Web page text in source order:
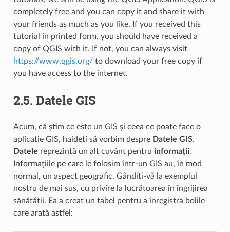
completely free and you can copy it and share it with
your friends as much as you like. If you received this
tutorial in printed form, you should have received a
copy of QGIS with it. If not, you can always visit
https://www.qgis.org/to download your free copy if
you have access to the internet.
2.5. Datele GIS
Acum, că știm ce este un GIS și ceea ce poate face o
aplicație GIS, haideți să vorbim despre Datele GIS.
Datele reprezintă un alt cuvânt pentru informații.
Informațiile pe care le folosim într-un GIS au, în mod
normal, un aspect geografic. Gândiți-vă la exemplul
nostru de mai sus, cu privire la lucrătoarea în îngrijirea
sănătății. Ea a creat un tabel pentru a înregistra bolile
care arată astfel: